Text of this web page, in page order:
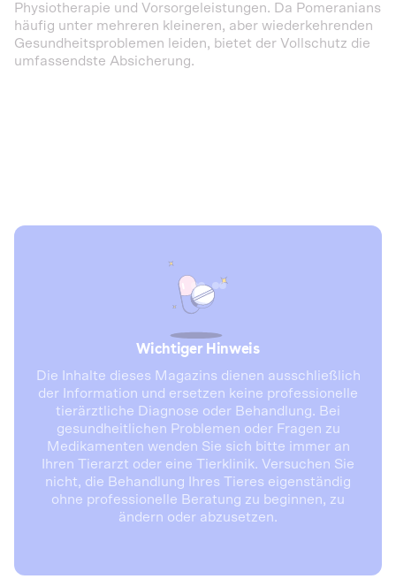
Physiotherapie und Vorsorgeleistungen. Da Pomeranians
häufig unter mehreren kleineren, aber wiederkehrenden
Gesundheitsproblemen leiden, bietet der Vollschutz die
umfassendste Absicherung.
Wichtiger Hinweis
Die Inhalte dieses Magazins dienen ausschließlich
der Information und ersetzen keine professionelle
tierärztliche Diagnose oder Behandlung. Bei
gesundheitlichen Problemen oder Fragen zu
Medikamenten wenden Sie sich bitte immer an
Ihren Tierarzt oder eine Tierklinik. Versuchen Sie
nicht, die Behandlung Ihres Tieres eigenständig
ohne professionelle Beratung zu beginnen, zu
ändern oder abzusetzen.